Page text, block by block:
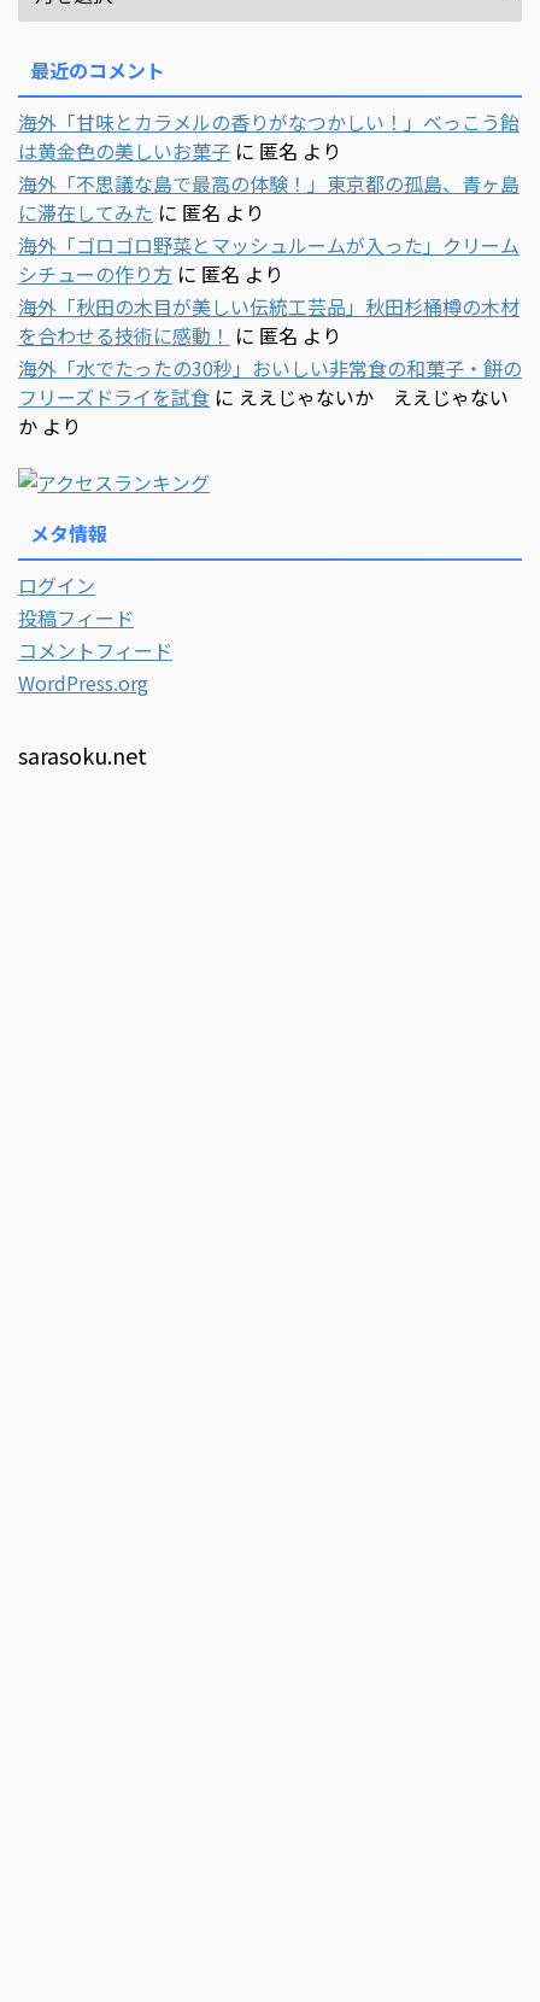
最近のコメント
海外「甘味とカラメルの香りがなつかしい！」べっこう飴
は黄金色の美しいお菓子 に 匿名 より
海外「不思議な島で最高の体験！」東京都の孤島、青ヶ島
に滞在してみた に 匿名 より
海外「ゴロゴロ野菜とマッシュルームが入った」クリーム
シチューの作り方 に 匿名 より
海外「秋田の木目が美しい伝統工芸品」秋田杉桶樽の木材
を合わせる技術に感動！ に 匿名 より
海外「水でたったの30秒」おいしい非常食の和菓子・餅の
フリーズドライを試食 に ええじゃないか ええじゃない
か より
メタ情報
ログイン
投稿フィード
コメントフィード
WordPress.org
sarasoku.net